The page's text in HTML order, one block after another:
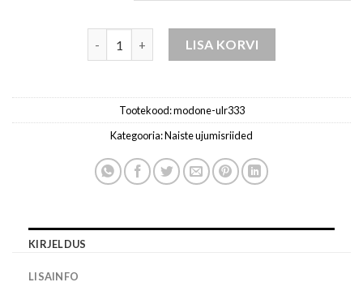
LISA KORVI
Tootekood:modone-ulr333
Kategooria:Naiste ujumisriided
KIRJELDUS
LISAINFO